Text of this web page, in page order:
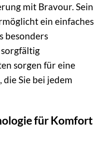
mit Bravour. Sein
ein einfaches
besonders
sorgen für eine
Sie bei jedem
für Komfort